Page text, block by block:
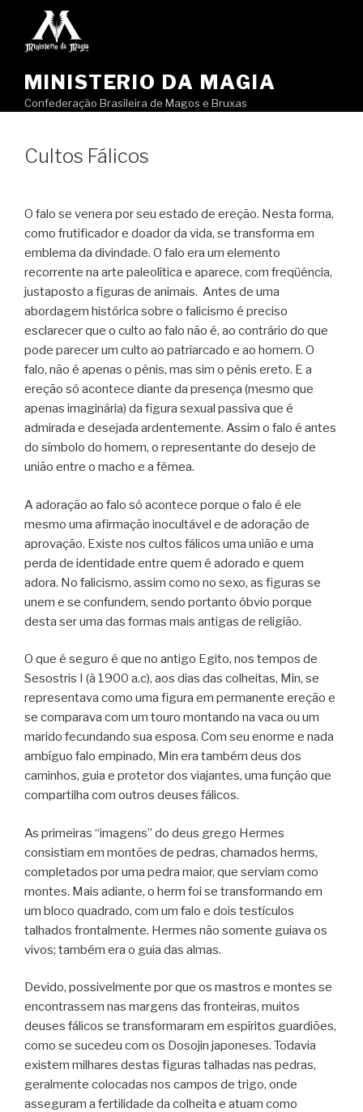
MINISTERIO DA MAGIA
Confederação Brasileira de Magos e Bruxas
Cultos Fálicos
O falo se venera por seu estado de ereção. Nesta forma,
como frutificador e doador da vida, se transforma em
emblema da divindade. O falo era um elemento
recorrente na arte paleolítica e aparece, com freqüência,
justaposto a figuras de animais. Antes de uma
abordagem histórica sobre o falicismo é preciso
esclarecer que o culto ao falo não é, ao contrário do que
pode parecer um culto ao patriarcado e ao homem. O
falo, não é apenas o pênis, mas sim o pênis ereto. E a
ereção só acontece diante da presença (mesmo que
apenas imaginária) da figura sexual passiva que é
admirada e desejada ardentemente. Assim o falo é antes
do símbolo do homem, o representante do desejo de
união entre o macho e a fêmea.
A adoração ao falo só acontece porque o falo é ele
mesmo uma afirmação inocultável e de adoração de
aprovação. Existe nos cultos fálicos uma união e uma
perda de identidade entre quem é adorado e quem
adora. No falicismo, assim como no sexo, as figuras se
unem e se confundem, sendo portanto óbvio porque
desta ser uma das formas mais antigas de religião.
O que é seguro é que no antigo Egito, nos tempos de
Sesostris I (à 1900 a.c), aos dias das colheitas, Min, se
representava como uma figura em permanente ereção e
se comparava com um touro montando na vaca ou um
marido fecundando sua esposa. Com seu enorme e nada
ambíguo falo empinado, Min era também deus dos
caminhos, guia e protetor dos viajantes, uma função que
compartilha com outros deuses fálicos.
As primeiras “imagens” do deus grego Hermes
consistiam em montões de pedras, chamados herms,
completados por uma pedra maior, que serviam como
montes. Mais adiante, o herm foi se transformando em
um bloco quadrado, com um falo e dois testículos
talhados frontalmente. Hermes não somente guiava os
vivos; também era o guia das almas.
Devido, possivelmente por que os mastros e montes se
encontrassem nas margens das fronteiras, muitos
deuses fálicos se transformaram em espíritos guardiões,
como se sucedeu com os Dosojin japoneses. Todavia
existem milhares destas figuras talhadas nas pedras,
geralmente colocadas nos campos de trigo, onde
asseguram a fertilidade da colheita e atuam como